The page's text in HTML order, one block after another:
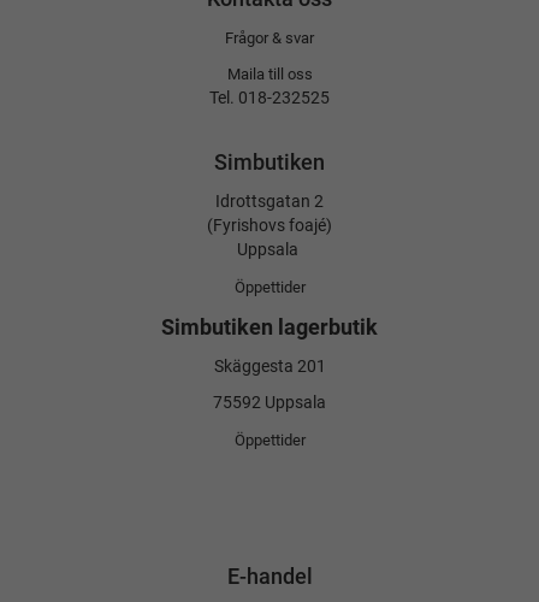
Frågor & svar
Maila till oss
Tel. 018-232525
Simbutiken
Idrottsgatan 2
(Fyrishovs foajé)
Uppsala
Öppettider
Simbutiken lagerbutik
Skäggesta 201
75592 Uppsala
Öppettider
E-handel